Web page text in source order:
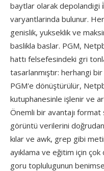
baytlar olarak depolandigi
varyantlarinda bulunur.
genislik, yukseklik ve
baslikla baslar. PGM,
hattı felsefesindeki gri
tasarlanmıştır: herhangi
PGM'e dönüştürülür,
kutuphanesinle işlenir ve
Önemli bir avantajı
görüntü verilerini
kılar ve awk, grep gibi
ayıklama ve eğitim için
goru toplulugunun